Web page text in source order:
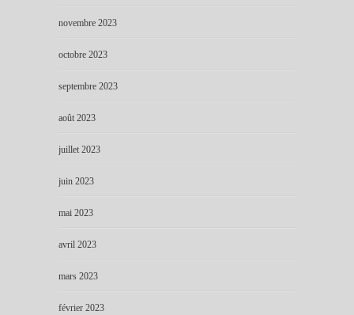
novembre 2023
octobre 2023
septembre 2023
août 2023
juillet 2023
juin 2023
mai 2023
avril 2023
mars 2023
février 2023